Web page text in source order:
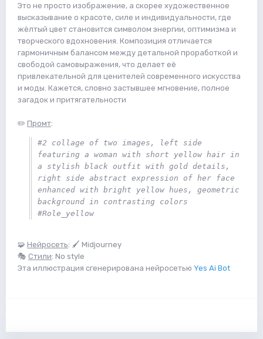
Это не просто изображение, а скорее художественное
высказывание о красоте, силе и индивидуальности, где
жёлтый цвет становится символом энергии, оптимизма и
творческого вдохновения. Композиция отличается
гармоничным балансом между детальной проработкой и
свободой самовыражения, что делает её
привлекательной для ценителей современного искусства
и моды. Кажется, словно застывшее мгновение, полное
загадок и притягательности
✏️ Промт:
#2 collage of two images, left side
featuring a woman with short yellow hair in
a stylish black outfit with gold details,
right side abstract expression of her face
enhanced with bright yellow hues, geometric
background in contrasting colors
#Role_yellow
🧩 Нейросеть: 🖌 Midjourney
🎭 Стили: No style
Эта иллюстрация сгенерирована нейросетью Yes Ai Bot